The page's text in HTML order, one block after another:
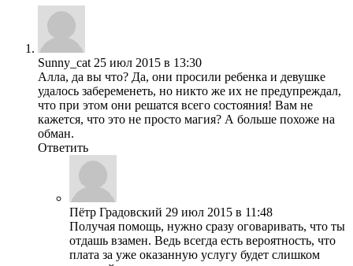
Sunny_cat 25 июл 2015 в 13:30
Алла, да вы что? Да, они просили ребенка и девушке
удалось забеременеть, но никто же их не предупреждал,
что при этом они решатся всего состояния! Вам не
кажется, что это не просто магия? А больше похоже на
обман.
Ответить
Пётр Градовский 29 июл 2015 в 11:48
Получая помощь, нужно сразу оговаривать, что ты
отдашь взамен. Ведь всегда есть вероятность, что
плата за уже оказанную услугу будет слишком